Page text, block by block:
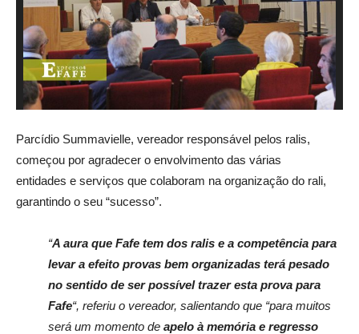
Parcídio Summavielle, vereador responsável pelos ralis,
começou por agradecer o envolvimento das várias
entidades e serviços que colaboram na organização do rali,
garantindo o seu “sucesso”.
“A aura que Fafe tem dos ralis e a competência para
levar a efeito provas bem organizadas terá pesado
no sentido de ser possível trazer esta prova para
Fafe“, referiu o vereador, salientando que “para muitos
será um momento de apelo à memória e regresso